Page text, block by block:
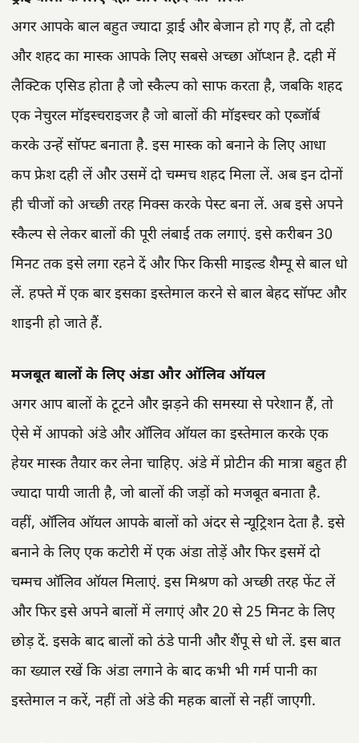
अगर आपके बाल बहुत ज्यादा ड्राई और बेजान हो गए हैं, तो दही
और शहद का मास्क आपके लिए सबसे अच्छा ऑप्शन है. दही में
लैक्टिक एसिड होता है जो स्कैल्प को साफ करता है, जबकि शहद
एक नेचुरल मॉइस्चराइजर है जो बालों की मॉइस्चर को एब्जॉर्ब
करके उन्हें सॉफ्ट बनाता है. इस मास्क को बनाने के लिए आधा
कप फ्रेश दही लें और उसमें दो चम्मच शहद मिला लें. अब इन दोनों
ही चीजों को अच्छी तरह मिक्स करके पेस्ट बना लें. अब इसे अपने
स्कैल्प से लेकर बालों की पूरी लंबाई तक लगाएं. इसे करीबन 30
मिनट तक इसे लगा रहने दें और फिर किसी माइल्ड शैम्पू से बाल धो
लें. हफ्ते में एक बार इसका इस्तेमाल करने से बाल बेहद सॉफ्ट और
शाइनी हो जाते हैं.
मजबूत बालों के लिए अंडा और ऑलिव ऑयल
अगर आप बालों के टूटने और झड़ने की समस्या से परेशान हैं, तो
ऐसे में आपको अंडे और ऑलिव ऑयल का इस्तेमाल करके एक
हेयर मास्क तैयार कर लेना चाहिए. अंडे में प्रोटीन की मात्रा बहुत ही
ज्यादा पायी जाती है, जो बालों की जड़ों को मजबूत बनाता है.
वहीं, ऑलिव ऑयल आपके बालों को अंदर से न्यूट्रिशन देता है. इसे
बनाने के लिए एक कटोरी में एक अंडा तोड़ें और फिर इसमें दो
चम्मच ऑलिव ऑयल मिलाएं. इस मिश्रण को अच्छी तरह फेंट लें
और फिर इसे अपने बालों में लगाएं और 20 से 25 मिनट के लिए
छोड़ दें. इसके बाद बालों को ठंडे पानी और शैंपू से धो लें. इस बात
का ख्याल रखें कि अंडा लगाने के बाद कभी भी गर्म पानी का
इस्तेमाल न करें, नहीं तो अंडे की महक बालों से नहीं जाएगी.